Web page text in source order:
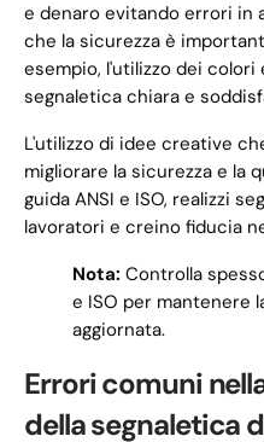
e denaro evitando errori in
che la sicurezza è
esempio, l'utilizzo dei
segnaletica chiara e
L'utilizzo di idee creative
migliorare la sicurezza e la
guida ANSI e ISO, realizzi
lavoratori e creino fiducia
Nota: Controlla
e ISO per mantenere
aggiornata.
Errori comuni
della segnaletica